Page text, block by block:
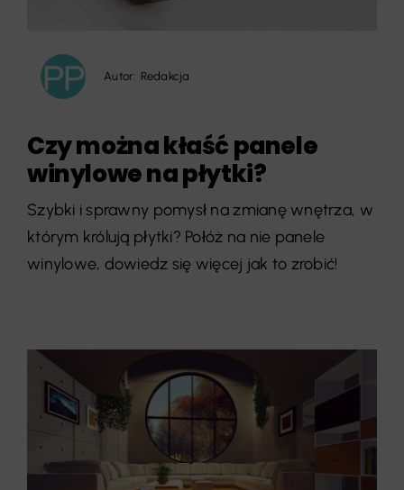
Autor: Redakcja
Czy można kłaść panele
winylowe na płytki?
Szybki i sprawny pomysł na zmianę wnętrza, w
którym królują płytki? Połóż na nie panele
winylowe, dowiedz się więcej jak to zrobić!